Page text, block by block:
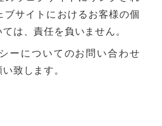
ブサイトにおけるお客様の個
は、責任を負いません。
ーについてのお問い合わせ
致します。